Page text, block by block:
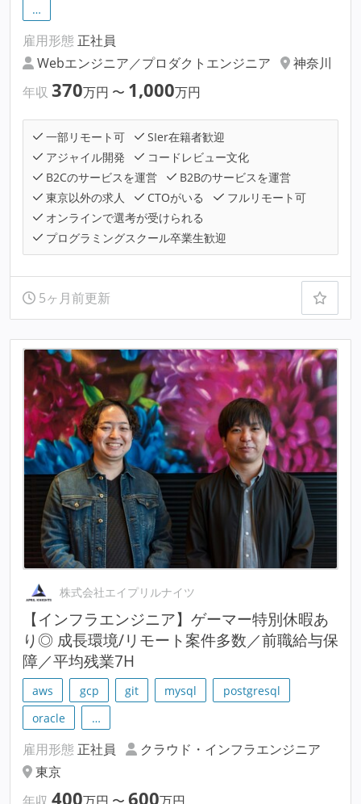
…
雇用形態 正社員
Webエンジニア／プロダクトエンジニア
神奈川
年収 370万円 〜 1,000万円
一部リモート可
SIer在籍者歓迎
アジャイル開発
コードレビュー文化
B2Cのサービスを運営
B2Bのサービスを運営
東京以外の求人
CTOがいる
フルリモート可
オンラインで選考が受けられる
プログラミングスクール卒業生歓迎
5ヶ月前更新
株式会社エイプリルナイツ
【インフラエンジニア】ゲーマー特別休暇あ
り◎ 成長環境/リモート案件多数／前職給与保
障／平均残業7H
aws gcp git mysql
postgresql
oracle
…
雇用形態 正社員
クラウド・インフラエンジニア
東京
400 600